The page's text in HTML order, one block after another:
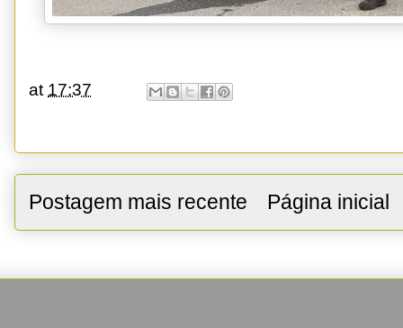
at 17:37
Postagem mais recente Página inicial